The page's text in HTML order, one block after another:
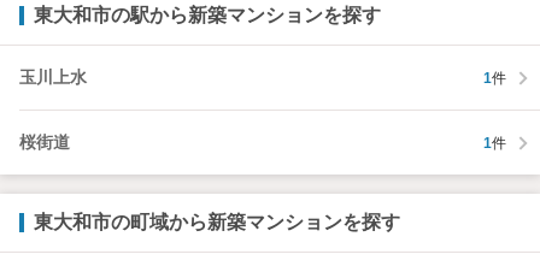
東大和市の駅から新築マンションを探す
玉川上水 1件
桜街道 1件
東大和市の町域から新築マンションを探す